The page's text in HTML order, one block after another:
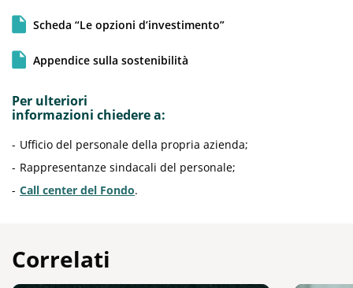
Scheda “Le opzioni d’investimento”
Appendice sulla sostenibilità
Per ulteriori
informazioni chiedere a:
Ufficio del personale della propria azienda;
Rappresentanze sindacali del personale;
Call center del Fondo.
Correlati